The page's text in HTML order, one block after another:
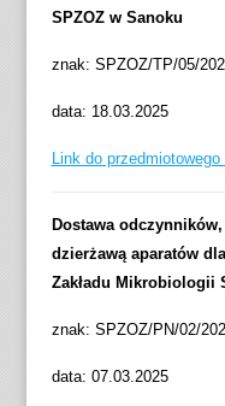
SPZOZ w Sanoku
znak: SPZOZ/TP/05/
data: 18.03.2025
Link do
Dostawa
dzierżawą aparatów
Zakładu Mikrobiologii
znak: SPZOZ/PN/02/
data: 07.03.2025